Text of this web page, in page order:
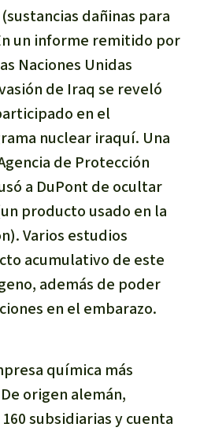
dañinas para
un informe remitido por
Naciones Unidas
de Iraq se reveló
en el
nuclear iraquí. Una
de Protección
a DuPont de ocultar
producto usado en la
Varios estudios
acumulativo de este
además de poder
en el embarazo.
química más
origen alemán,
subsidiarias y cuenta